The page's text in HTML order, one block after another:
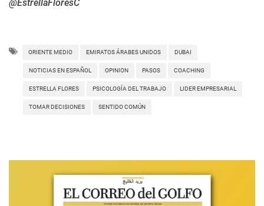
@EstrellaFloresC
ORIENTE MEDIO EMIRATOS ÁRABES UNIDOS DUBAI
NOTICIAS EN ESPAÑOL OPINION PASOS COACHING
ESTRELLA FLORES PSICOLOGÍA DEL TRABAJO LIDER EMPRESARIAL
TOMAR DECISIONES SENTIDO COMÚN